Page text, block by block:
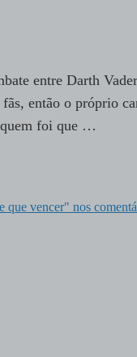
entre Darth
então o próprio
quem foi que …
que vencer" nos